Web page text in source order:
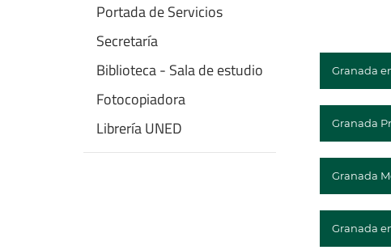
Portada de Servicios
Secretaría
Biblioteca - Sala de estudio
Fotocopiadora
Librería UNED
Granada
Granada
Granada
Granada